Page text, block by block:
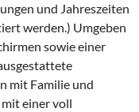
und Jahreszeiten
werden.) Umgeben
sowie einer
mit Familie und
einer voll